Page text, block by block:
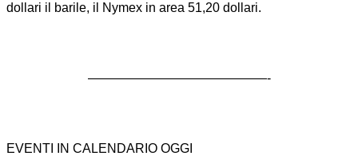
dollari il barile, il Nymex in area 51,20 dollari.
——————————————-
EVENTI IN CALENDARIO OGGI